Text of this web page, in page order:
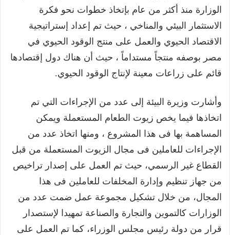
الوزارة منذ أكثر من عام بإتخاذ خطوات نحو فكرة
الاستثمار البيئي والمناخي ، حيث تم إعداد إستراتيجية
الاقتصاد الحيوي والعمل على منتج الوقود الحيوي في
مصر بوصفه منتجاً مستداماً ، حيث أن هناك دول إقتصادها
قائم على زراعات معينة لإنتاج الوقود الحيوي.
وأشارت وزيرة البيئة إلى عدد من الإجراءات التي تم
اتخاذها فيما يخص زيوت الطعام المستعملة ويمكن
المساهمة بها فى هذا المشروع ، ومنها اتخاذ عدد من
الإجراءات للعاملين فى مجال الزيوت المستعملة من قبل
القطاع غير الرسمي، حيث تم العمل على إصدار تراخيص
من جهاز تنظيم وإدارة المخلفات للعاملين فى هذا
المجال، من خلال تشكيل مجموعة عمل ضمت عدد من
الوزارات كالتموين والتجارة والصناعة تمهيدا لإستصدار
قرار من دولة رئيس مجلس الوزراء، كما تم العمل على